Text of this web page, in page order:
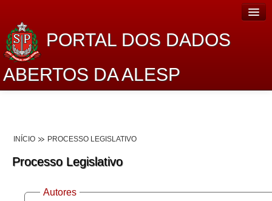
PORTAL DOS DADOS
ABERTOS DA ALESP
Lei de Acesso à Informação
Dados Governamentais Abertos
INÍCIO PROCESSO LEGISLATIVO
Processo Legislativo
Autores